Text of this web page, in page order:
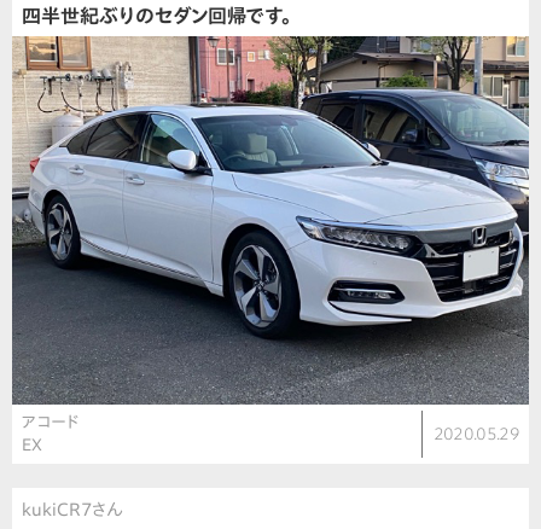
四半世紀ぶりのセダン回帰です。
アコード
EX
2020.05.29
kukiCR7さん